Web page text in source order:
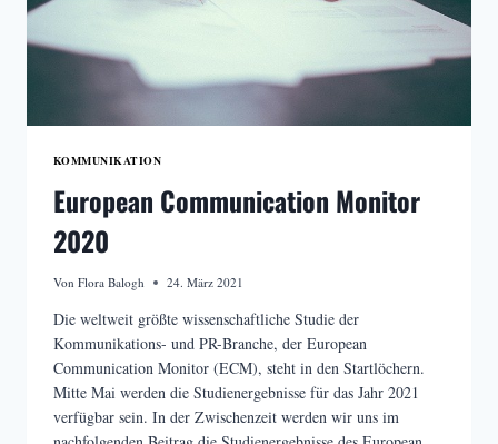
KOMMUNIKATION
European Communication Monitor
2020
Von Flora Balogh 24. März 2021
Die weltweit größte wissenschaftliche Studie der
Kommunikations- und PR-Branche, der European
Communication Monitor (ECM), steht in den Startlöchern.
Mitte Mai werden die Studienergebnisse für das Jahr 2021
verfügbar sein. In der Zwischenzeit werden wir uns im